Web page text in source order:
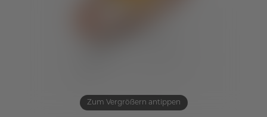
Zum Vergrößern antippen